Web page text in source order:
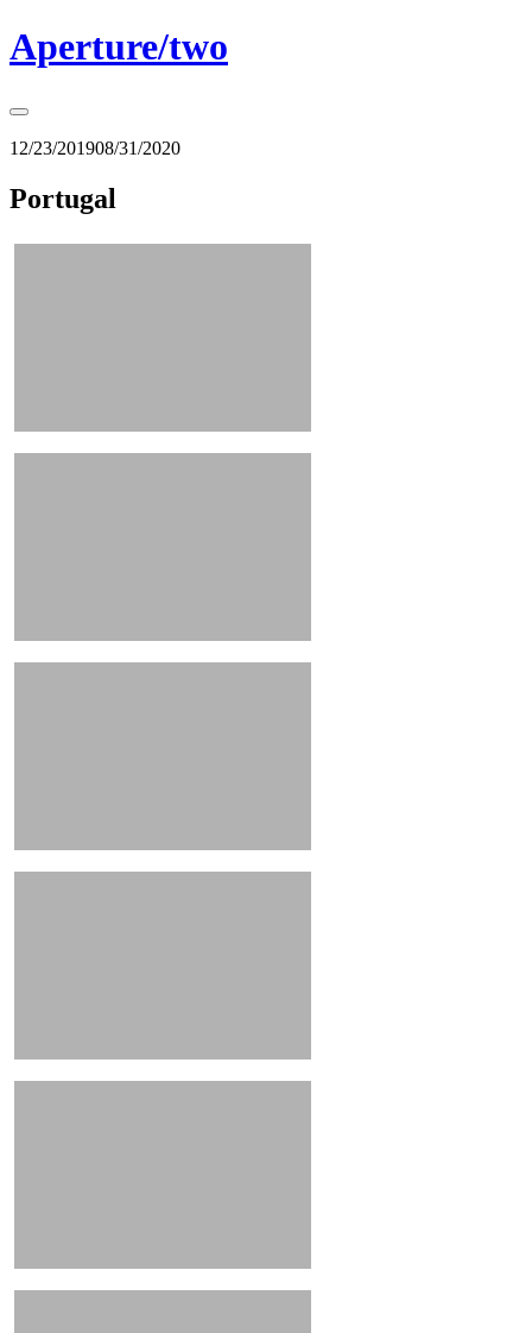
Springe
zum
Aperture/two
Seitenleiste
12/23/201908/31/2020
Portugal